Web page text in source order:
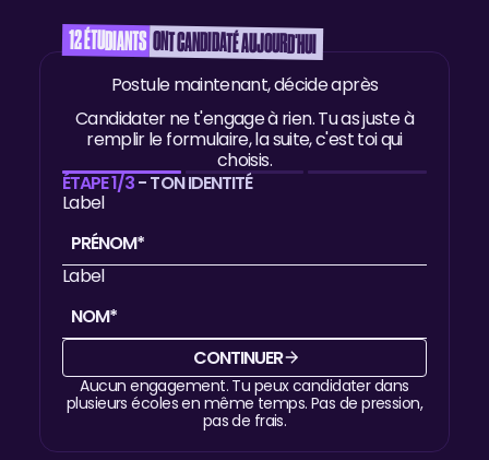
Venez visiter le
campus,
rencontrer nos
équipes et
discuter de votre
projet d'études.
Les places sont
limitées, réservez
vite la vôtre !
Téléphone
Postule maintenant, décide après
Candidater ne t'engage à rien. Tu as juste à
remplir le formulaire, la suite, c'est toi qui
choisis.
ÉTAPE 1/3- TON IDENTITÉ
Label
Label
CONTINUER
Aucun engagement. Tu peux candidater dans
plusieurs écoles en même temps. Pas de pression,
pas de frais.
12ÉTUDIANTS ONT CANDIDATÉ AUJOURD'HUI